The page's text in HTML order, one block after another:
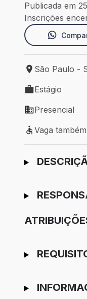
Publicada em
Inscrições
Local de
São Paulo -
Tipo de vaga:
Estágio
Modelo de
Presencial
Vaga também
Vaga
Ir para